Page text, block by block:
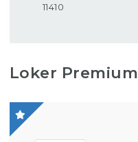
11410
Loker Premium